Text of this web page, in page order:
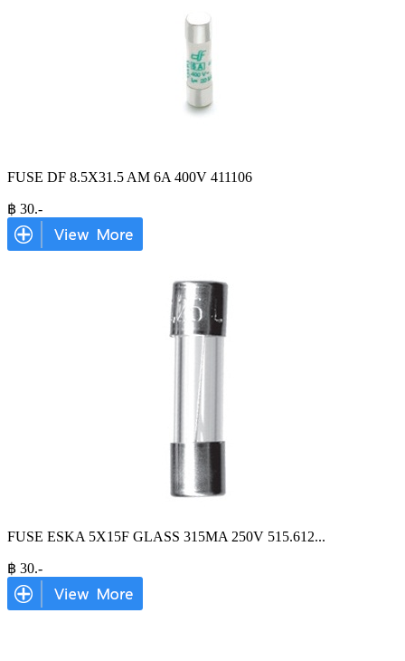
FUSE DF 8.5X31.5 AM 6A 400V 411106
฿ 30.-
FUSE ESKA 5X15F GLASS 315MA 250V 515.612...
฿ 30.-